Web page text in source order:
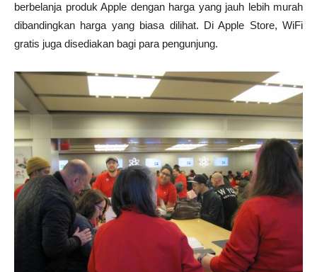
berbelanja produk Apple dengan harga yang jauh lebih murah
dibandingkan harga yang biasa dilihat. Di Apple Store, WiFi
gratis juga disediakan bagi para pengunjung.